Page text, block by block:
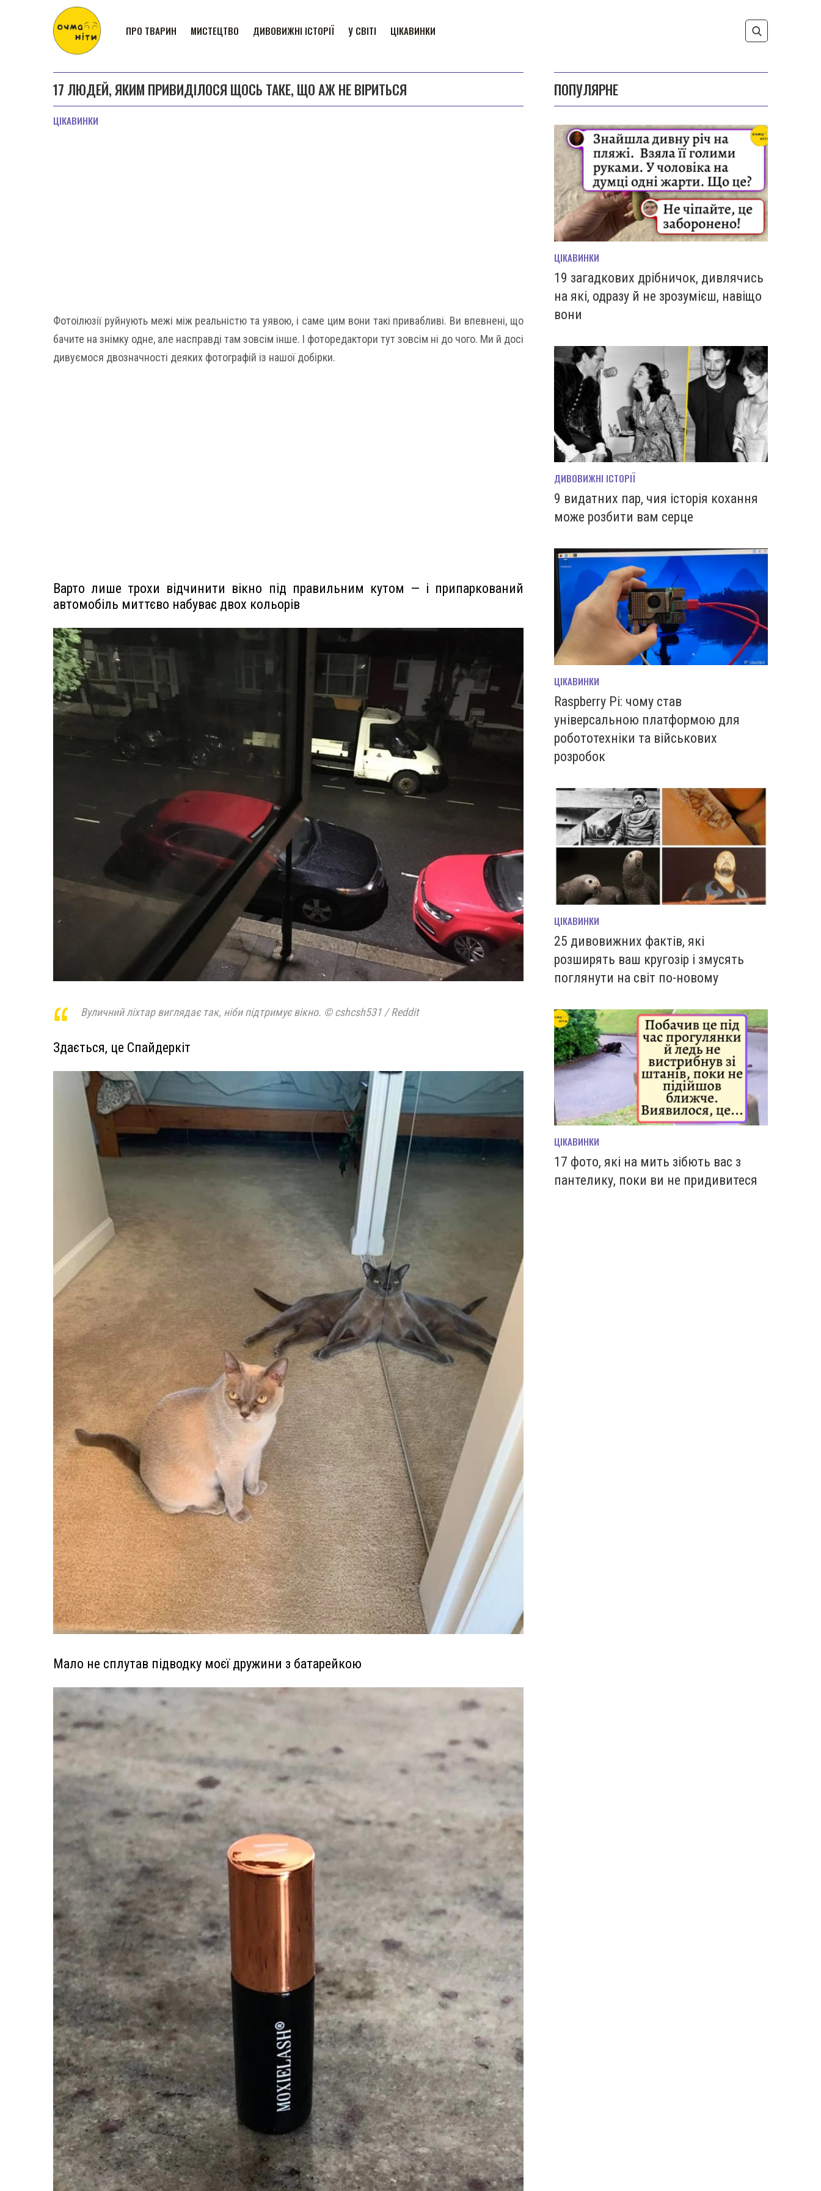
ПРО ТВАРИН МИСТЕЦТВО ДИВОВИЖНІ ІСТОРІЇ У СВІТІ ЦІКАВИНКИ
17 ЛЮДЕЙ, ЯКИМ ПРИВИДІЛОСЯ ЩОСЬ ТАКЕ, ЩО АЖ НЕ ВІРИТЬСЯ
ЦІКАВИНКИ
Фотоілюзії руйнують межі між реальністю та уявою, і саме цим вони такі привабливі. Ви впевнені, що
бачите на знімку одне, але насправді там зовсім інше. І фоторедактори тут зовсім ні до чого. Ми й досі
дивуємося двозначності деяких фотографій із нашої добірки.
Варто лише трохи відчинити вікно під правильним кутом — і припаркований
автомобіль миттєво набуває двох кольорів
Вуличний ліхтар виглядає так, ніби підтримує вікно. © cshcsh531 / Reddit
Здається, це Спайдеркіт
Мало не сплутав підводку моєї дружини з батарейкою
ПОПУЛЯРНЕ
ЦІКАВИНКИ
19 загадкових дрібничок, дивлячись
на які, одразу й не зрозумієш, навіщо
вони
ДИВОВИЖНІ ІСТОРІЇ
9 видатних пар, чия історія кохання
може розбити вам серце
ЦІКАВИНКИ
Raspberry Pi: чому став
універсальною платформою для
робототехніки та військових
розробок
ЦІКАВИНКИ
25 дивовижних фактів, які
розширять ваш кругозір і змусять
поглянути на світ по-новому
ЦІКАВИНКИ
17 фото, які на мить зiбють вас з
пантелику, поки ви не придивитеся